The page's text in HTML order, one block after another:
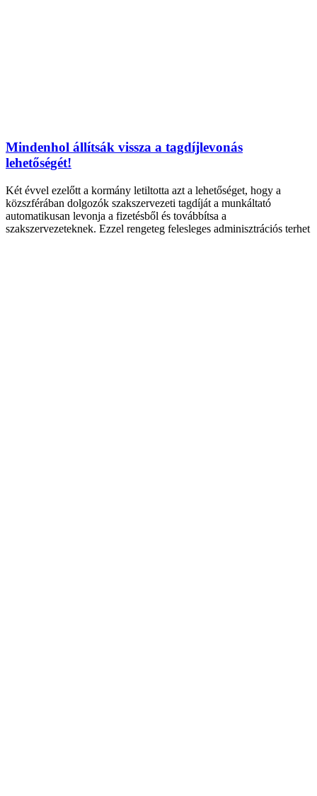
Mindenhol állítsák vissza a tagdíjlevonás
lehetőségét!
Két évvel ezelőtt a kormány letiltotta azt a lehetőséget, hogy a
közszférában dolgozók szakszervezeti tagdíját a munkáltató
automatikusan levonja a fizetésből és továbbítsa a
szakszervezeteknek. Ezzel rengeteg felesleges adminisztrációs terhet